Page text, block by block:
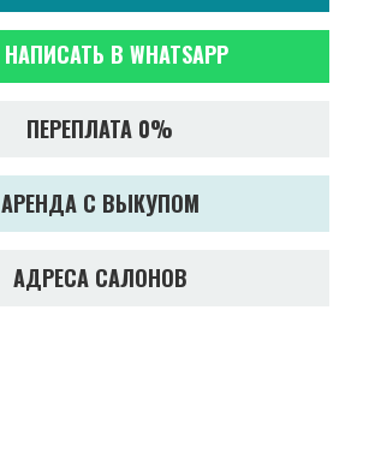
НАПИСАТЬ В WHATSAPP
ПЕРЕПЛАТА 0%
АРЕНДА С ВЫКУПОМ
АДРЕСА САЛОНОВ